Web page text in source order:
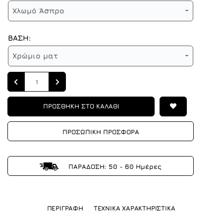
Χλωμό Άσπρο
ΒΑΣΗ:
Χρώμιο ματ
Quantity
ΠΡΟΣΘΗΚΗ ΣΤΟ ΚΑΛΑΘΙ
ΠΡΟΣΩΠΙΚΗ ΠΡΟΣΦΟΡΑ
ΠΑΡΑΔΟΣΗ: 50 - 60 Ημέρες
ΠΕΡΙΓΡΑΦΗ ΤΕΧΝΙΚΑ ΧΑΡΑΚΤΗΡΙΣΤΙΚΑ